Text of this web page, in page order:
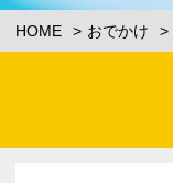
HOME おでかけ